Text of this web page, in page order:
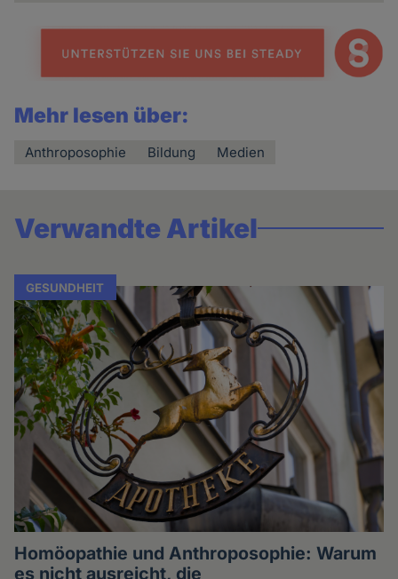
Mehr lesen über:
Anthroposophie Bildung Medien
Verwandte Artikel
GESUNDHEIT
Homöopathie und Anthroposophie: Warum
es nicht ausreicht, die